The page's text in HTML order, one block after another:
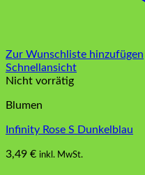
Zur Wunschliste hinzufügen
Schnellansicht
Nicht vorrätig
Blumen
Infinity Rose S Dunkelblau
3,49 € inkl. MwSt.